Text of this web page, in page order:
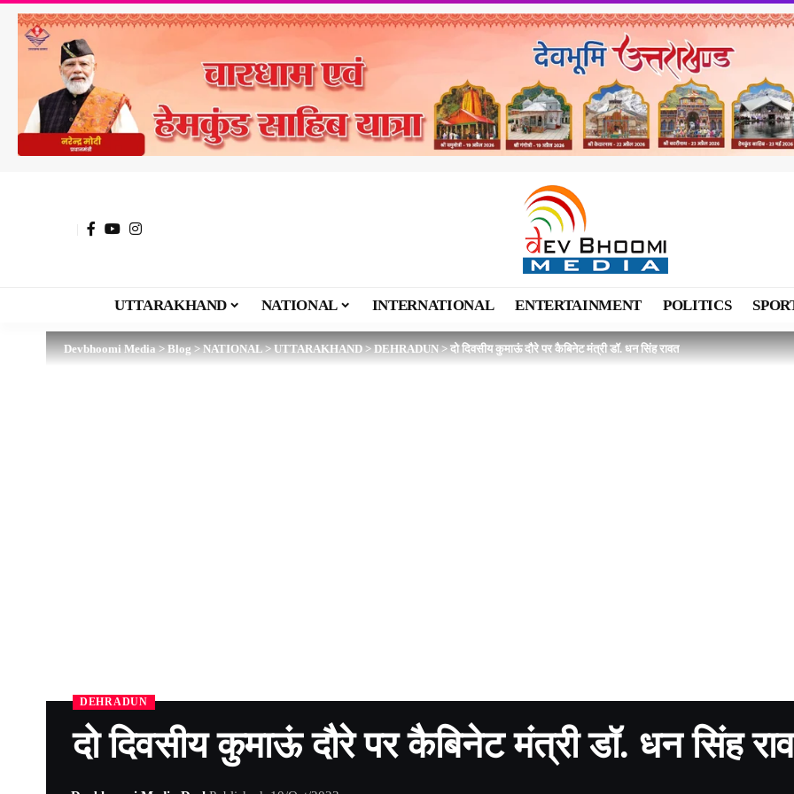
UTTARAKHAND NATIONAL INTERNATIONAL ENTERTAINMENT POLITICS
Devbhoomi Media>Blog>NATIONAL>UTTARAKHAND>DEHRADUN>दो दिवसीय कुमाऊं दौरे पर कैबिनेट मंत्री डॉ. धन सिंह रावत
DEHRADUN
दो दिवसीय कुमाऊं दौरे पर कैबिनेट मंत्री डॉ. धन सिंह